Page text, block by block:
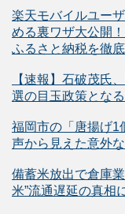
楽天モバイルユー
める裏ワザ大公開
ふるさと納税を徹
【速報】石破茂氏
選の目玉政策とな
福岡市の「唐揚げ1
声から見えた意外
備蓄米放出で倉庫
米”流通遅延の真相